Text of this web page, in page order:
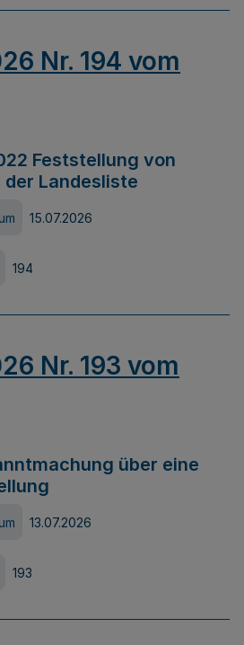
Nr. 194 vom
Feststellung von
Landesliste
15.07.2026
194
Nr. 193 vom
über eine
13.07.2026
193